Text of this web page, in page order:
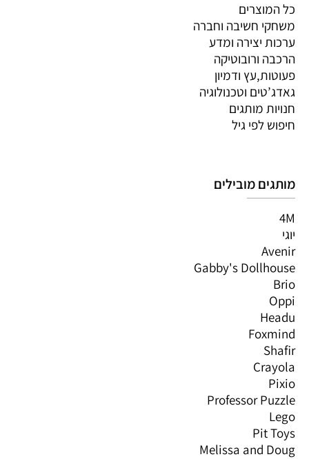
כל המוצרים
משחקי חשיבה וחברה
ערכות יצירה ומדע
הרכבה ורובוטיקה
פעוטות,עץ ודמיון
גאדג’טים וטכנולוגיה
חנויות מותגים
חיפוש לפי גיל
מותגים מובילים
4M
יוגי
Avenir
Gabby's Dollhouse
Brio
Oppi
Headu
Foxmind
Shafir
Crayola
Pixio
Professor Puzzle
Lego
Pit Toys
Melissa and Doug